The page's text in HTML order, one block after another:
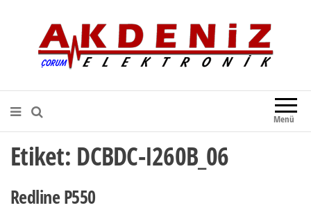
Akdeniz Elektronik
Teknik Destek, Kaliteli Hizmet |
Çorum Elektronik Firması
Menü
Etiket: DCBDC-I260B_06
Redline P550